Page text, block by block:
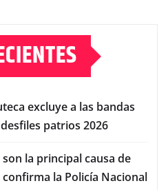
excluye a las bandas
patrios 2026
la principal causa de
la Policía Nacional